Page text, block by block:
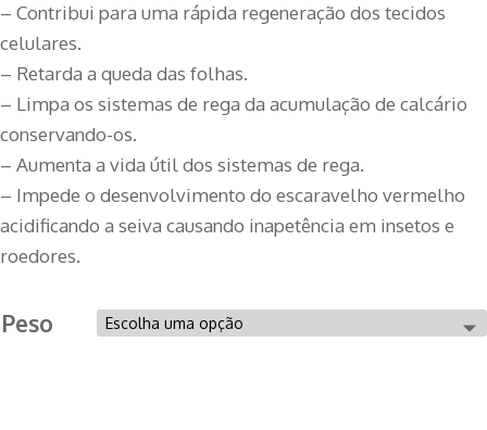
– Contribui para uma rápida regeneração dos tecidos
celulares.
– Retarda a queda das folhas.
– Limpa os sistemas de rega da acumulação de calcário
conservando-os.
– Aumenta a vida útil dos sistemas de rega.
– Impede o desenvolvimento do escaravelho vermelho
acidificando a seiva causando inapetência em insetos e
roedores.
Peso